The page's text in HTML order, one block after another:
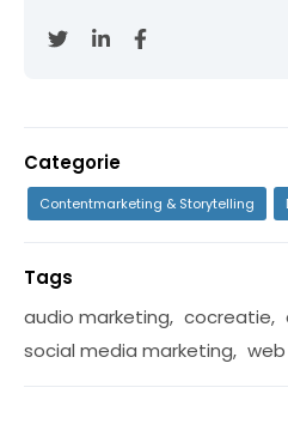
Categorie
Contentmarketing & Storytelling
Tags
audio marketing, cocreatie,
social media marketing,